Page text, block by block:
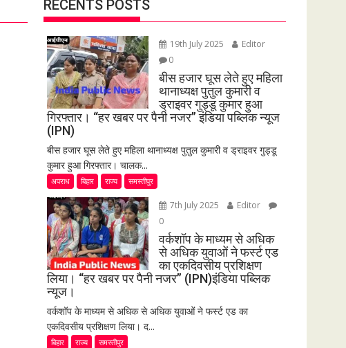
RECENTS POSTS
19th July 2025
Editor
0
बीस हजार घूस लेते हुए महिला
थानाध्यक्ष पुतुल कुमारी व
ड्राइवर गुड्डू कुमार हुआ
गिरफ्तार। “हर खबर पर पैनी नजर” इंडिया पब्लिक न्यूज
(IPN)
बीस हजार घूस लेते हुए महिला थानाध्यक्ष पुतुल कुमारी व ड्राइवर गुड्डू
कुमार हुआ गिरफ्तार। चालक...
अपराध बिहार राज्य समस्तीपुर
7th July 2025
Editor
0
वर्कशॉप के माध्यम से अधिक
से अधिक युवाओं ने फर्स्ट एड
का एकदिवसीय प्रशिक्षण
लिया। “हर खबर पर पैनी नजर” (IPN)इंडिया पब्लिक
न्यूज।
वर्कशॉप के माध्यम से अधिक से अधिक युवाओं ने फर्स्ट एड का
एकदिवसीय प्रशिक्षण लिया। द...
बिहार राज्य समस्तीपुर